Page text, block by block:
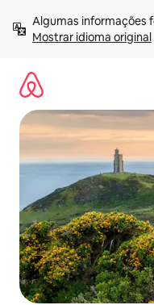
para
Mostrar idioma original